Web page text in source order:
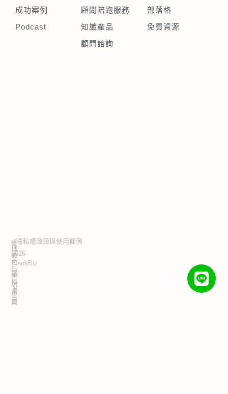
成功案例
Podcast
顧問陪跑服務
知識產品
顧問諮詢
部落格
免費資源
©
2026
TransBiz
跨
境
電
商
睿
博
數
位
行
銷
有
限
公
司
隱私權政策與使用條例